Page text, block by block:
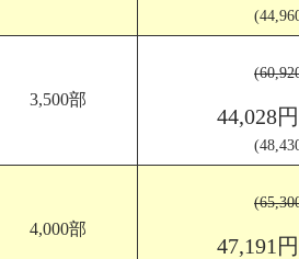
3,500部
44,028
4,000部
47,191